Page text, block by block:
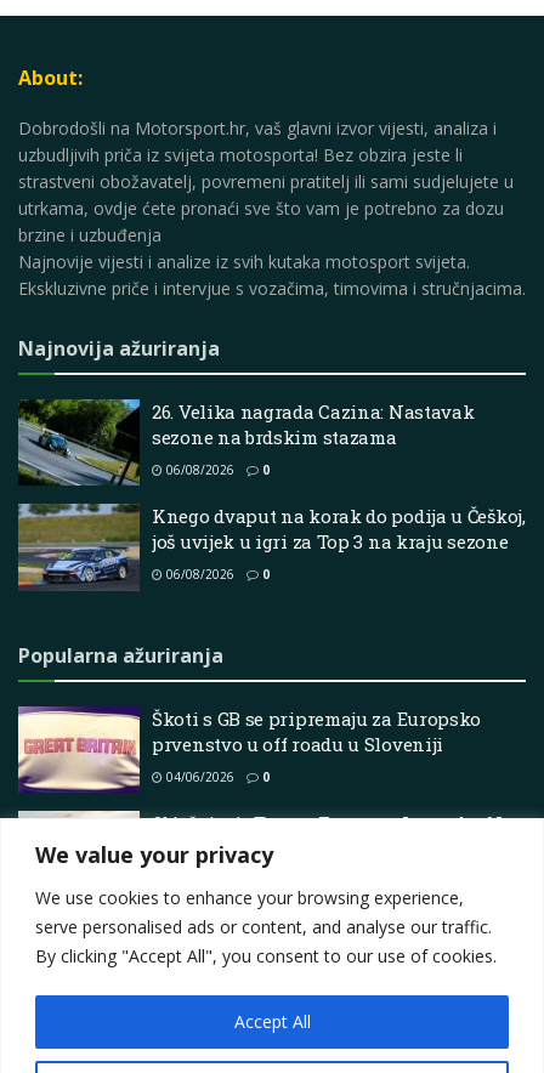
We value your privacy
We use cookies to enhance your browsing experience,
serve personalised ads or content, and analyse our traffic.
By clicking "Accept All", you consent to our use of cookies.
Accept All
About:
Dobrodošli na Motorsport.hr, vaš glavni izvor vijesti, analiza i
uzbudljivih priča iz svijeta motosporta! Bez obzira jeste li
strastveni obožavatelj, povremeni pratitelj ili sami sudjelujete u
utrkama, ovdje ćete pronaći sve što vam je potrebno za dozu
brzine i uzbuđenja
Najnovije vijesti i analize iz svih kutaka motosport svijeta.
Ekskluzivne priče i intervjue s vozačima, timovima i stručnjacima.
Najnovija ažuriranja
26. Velika nagrada Cazina: Nastavak
sezone na brdskim stazama
06/08/2026 0
Knego dvaput na korak do podija u Češkoj,
još uvijek u igri za Top 3 na kraju sezone
06/08/2026 0
Popularna ažuriranja
Škoti s GB se pripremaju za Europsko
prvenstvo u off roadu u Sloveniji
04/06/2026 0
Objašnjenje Toyota Fortuner Legender Neo
Drive – što dobivate za 47,46 lakh rupija
Contact
Privacy Policy
Terms Marketing i oglašavanje